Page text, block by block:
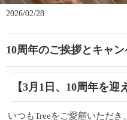
2026/02/28
10周年のご挨拶とキャ
【3月1日、10周年を迎
いつもTreeをご愛顧いただき